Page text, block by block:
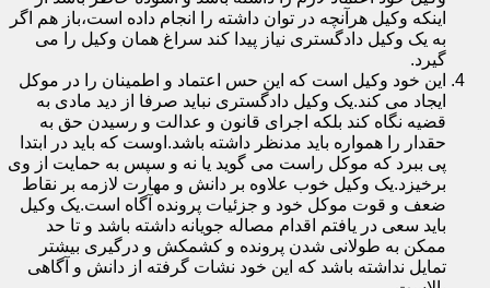
اینکه وکیل هرآنچه در توان داشته را انجام داده است،باز هم اگر
به یک وکیل دادگستری نیاز پیدا کند سراغ همان وکیل را می
گیرد.
این خود وکیل است که این حس اعتماد و اطمینان را در موکل
ایجاد می کند.یک وکیل دادگستری نباید صرفا از دید مادی به
قضیه نگاه کند بلکه اجرای قانون و عدالت و رسیدن حق به
حقدار را همواره باید مدنظر داشته باشد.اوست که باید در ابتدا
پی ببرد که موکل راست می گوید یا نه و سپس به حمایت از وی
برخیزد.یک وکیل خوب علاوه بر دانش و مهارت لازمه بر نقاط
ضعف و قوت موکل خود و جزئیات پرونده آگاه است.یک وکیل
باید سعی در یافتم اقدام مصاله جویانه داشته باشد و تا حد
ممکن به طولانی شدن پرونده و کشمکش و درگیری بیشتر
تمایل نداشته باشد که این خود نشات گرفته از دانش و آگاهی